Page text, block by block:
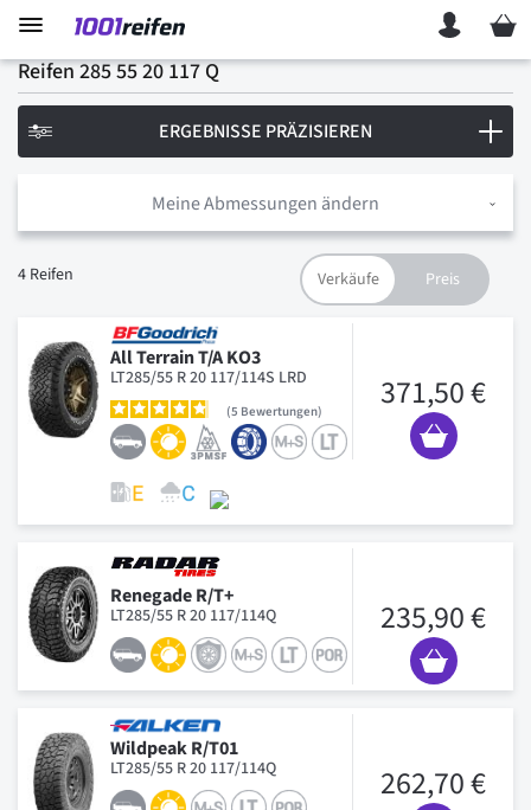
Mein
Reifen 285 55 20 117 Q
Meine Abmessungen ändern
4 Reifen
All Terrain T/A KO3
LT285/55 R 20 117/114S LRD
5 Bewertungen 371,50 €
Renegade R/T+
LT285/55 R 20 117/114Q 235,90 €
Wildpeak R/T01
LT285/55 R 20 117/114Q 262,70 €
ERGEBNISSE PRÄZISIEREN